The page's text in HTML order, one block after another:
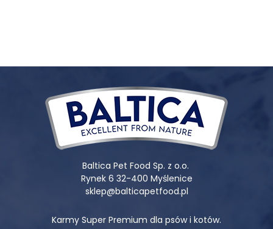
Baltica Pet Food Sp. z o.o.
Rynek 6 32-400 Myślenice
sklep@balticapetfood.pl
Karmy Super Premium dla psów i kotów.